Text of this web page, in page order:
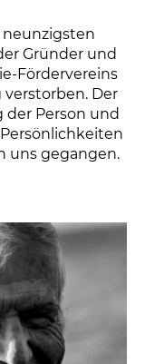
neunzigsten
Gründer und
Fördervereins
verstorben. Der
der Person und
uns gegangen.